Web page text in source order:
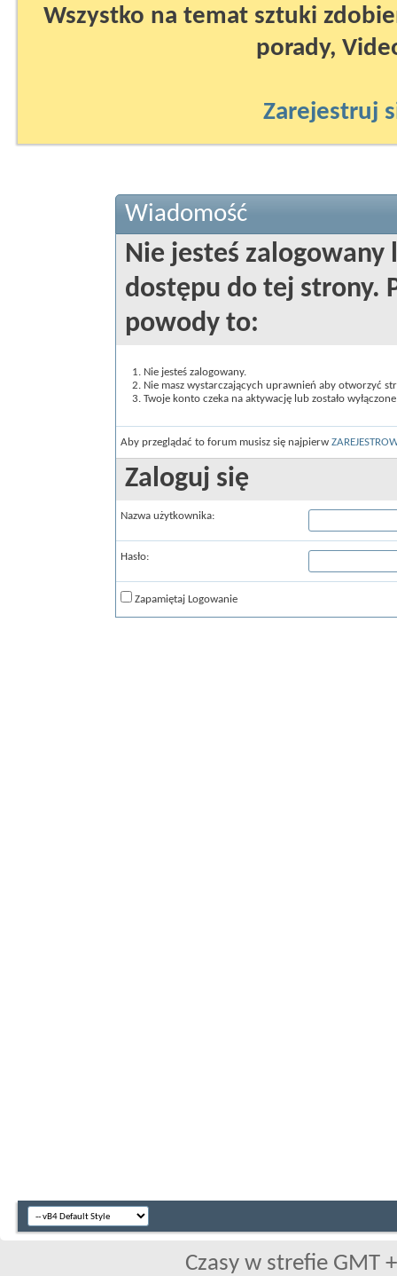
Wszystko na temat sztuki
porady,
Zarejestruj
Wiadomość
Nie jesteś zalogowany
dostępu do tej strony.
powody to:
Nie jesteś zalogowany.
Nie masz wystarczających uprawnień aby otworzyć
Twoje konto czeka na aktywację lub zostało
Aby przeglądać to forum musisz się najpierw
Zaloguj się
Nazwa użytkownika:
Hasło:
Zapamiętaj Logowanie
Czasy w strefie GMT